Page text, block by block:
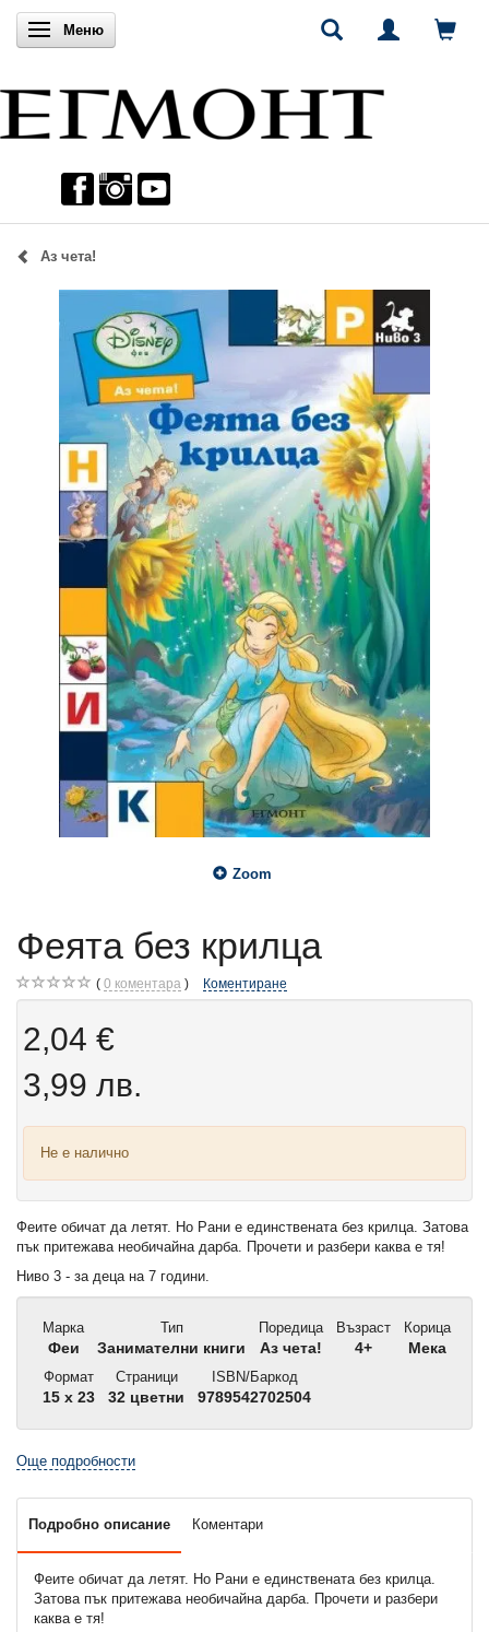
Включи навигацията
Меню
Аз чета!
Zoom
Феята без крилца
0 коментара Коментиране
2,04 €
3,99 лв.
Не е налично
Феите обичат да летят. Но Рани е единствената без крилца. Затова
пък притежава необичайна дарба. Прочети и разбери каква е тя!
Ниво 3 - за деца на 7 години.
Марка
Феи
Тип
Занимателни книги
Поредица
Аз чета!
Възраст
4+
Корица
Мека
Формат
15 x 23
Страници
32 цветни
ISBN/Баркод
9789542702504
Още подробности
Подробно описание Коментари
Феите обичат да летят. Но Рани е единствената без крилца.
Затова пък притежава необичайна дарба. Прочети и разбери
каква е тя!